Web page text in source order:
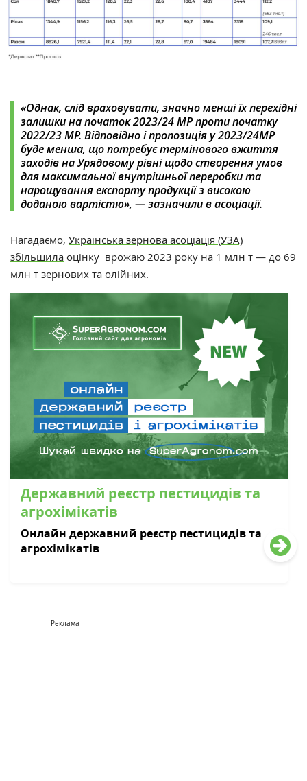
«Однак, слід враховувати, значно менші їх перехідні
залишки на початок 2023/24 МР проти початку
2022/23 МР. Відповідно і пропозиція у 2023/24МР
буде менша, що потребує термінового вжиття
заходів на Урядовому рівні щодо створення умов
для максимальної внутрішньої переробки та
нарощування експорту продукції з високою
доданою вартістю», — зазначили в асоціації.
Нагадаємо, Українська зернова асоціація (УЗА)
збільшила оцінку врожаю 2023 року на 1 млн т — до 69
млн т зернових та олійних.
Державний реєстр пестицидів та
агрохімікатів
Онлайн державний реєстр пестицидів та
агрохімікатів
Реклама